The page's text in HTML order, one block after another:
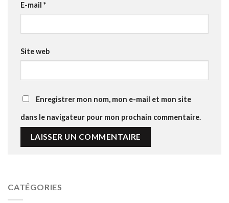
E-mail *
Site web
Enregistrer mon nom, mon e-mail et mon site
dans le navigateur pour mon prochain commentaire.
CATÉGORIES